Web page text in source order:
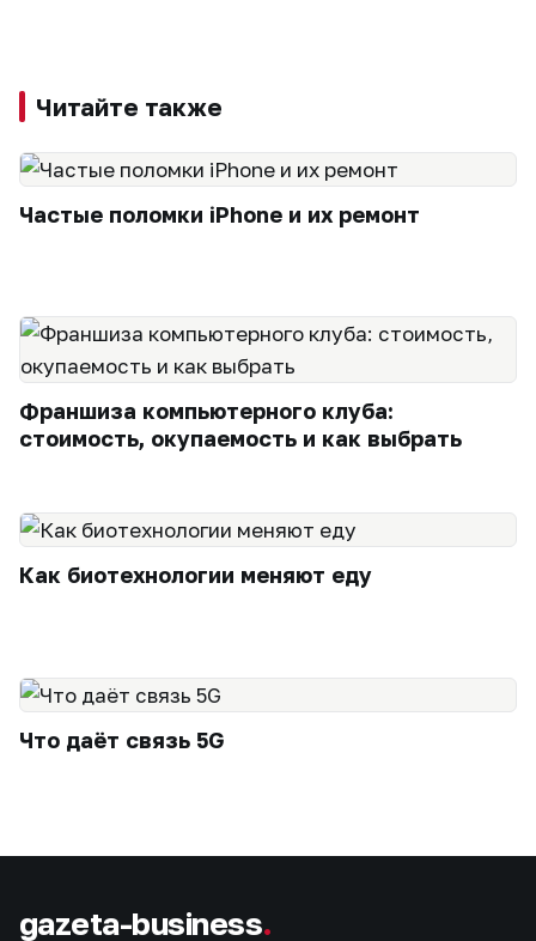
Читайте также
Частые поломки iPhone и их ремонт
Франшиза компьютерного клуба:
стоимость, окупаемость и как выбрать
Как биотехнологии меняют еду
Что даёт связь 5G
gazeta-business.